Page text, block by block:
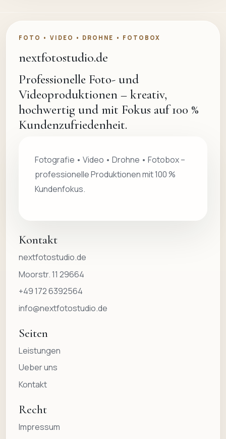
FOTO • VIDEO • DROHNE • FOTOBOX
nextfotostudio.de
Professionelle Foto- und
Videoproduktionen – kreativ,
hochwertig und mit Fokus auf 100 %
Kundenzufriedenheit.
Fotografie • Video • Drohne • Fotobox –
professionelle Produktionen mit 100 %
Kundenfokus.
Kontakt
nextfotostudio.de
Moorstr. 11 29664
+49 172 6392564
info@nextfotostudio.de
Seiten
Leistungen
Ueber uns
Kontakt
Recht
Impressum